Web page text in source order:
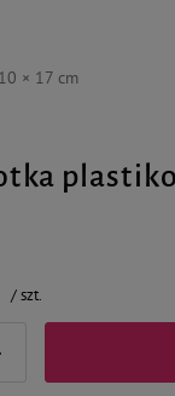
× 17 cm
/szt.